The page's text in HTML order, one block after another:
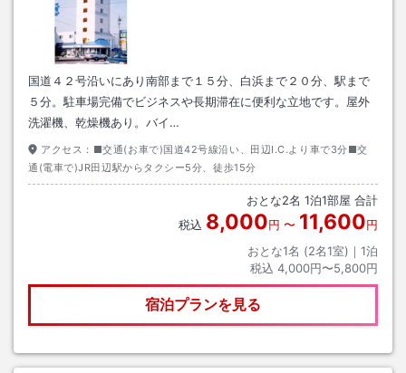
国道４２号沿いにあり南部まで１５分、白浜まで２０分、駅まで
５分。駐車場完備でビジネスや長期滞在に便利な立地です。屋外
洗濯機、乾燥機あり。バイ…
アクセス： ■交通(お車で)国道42号線沿い、田辺I.C.より車で3分■交
通(電車で)JR田辺駅からタクシー5分、徒歩15分
おとな2名 1泊1部屋 合計
税込 8,000円 〜 11,600円
おとな1名 (2名1室)｜ 1泊
税込 4,000円〜5,800円
宿泊プランを見る